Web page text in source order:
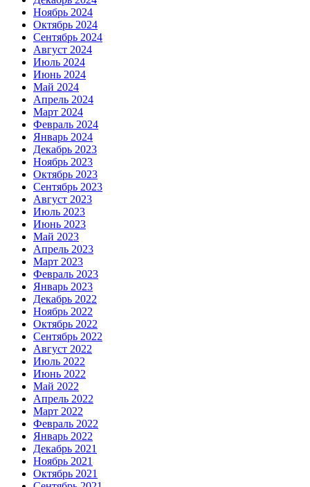
Ноябрь 2024
Октябрь 2024
Сентябрь 2024
Август 2024
Июль 2024
Июнь 2024
Май 2024
Апрель 2024
Март 2024
Февраль 2024
Январь 2024
Декабрь 2023
Ноябрь 2023
Октябрь 2023
Сентябрь 2023
Август 2023
Июль 2023
Июнь 2023
Май 2023
Апрель 2023
Март 2023
Февраль 2023
Январь 2023
Декабрь 2022
Ноябрь 2022
Октябрь 2022
Сентябрь 2022
Август 2022
Июль 2022
Июнь 2022
Май 2022
Апрель 2022
Март 2022
Февраль 2022
Январь 2022
Декабрь 2021
Ноябрь 2021
Октябрь 2021